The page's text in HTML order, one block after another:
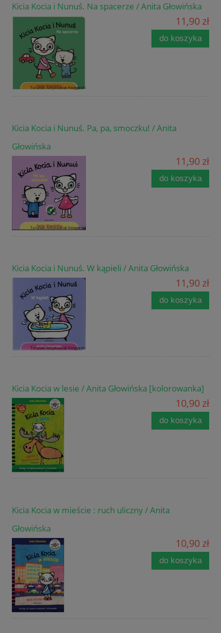
Kicia Kocia i Nunuś. Na spacerze / Anita Głowińska
11,90 zł
do koszyka
Kicia Kocia i Nunuś. Pa, pa, smoczku! / Anita
Głowińska
11,90 zł
do koszyka
Kicia Kocia i Nunuś. W kąpieli / Anita Głowińska
11,90 zł
do koszyka
Kicia Kocia w lesie / Anita Głowińska [kolorowanka]
10,90 zł
do koszyka
Kicia Kocia w mieście : ruch uliczny / Anita
Głowińska
10,90 zł
do koszyka